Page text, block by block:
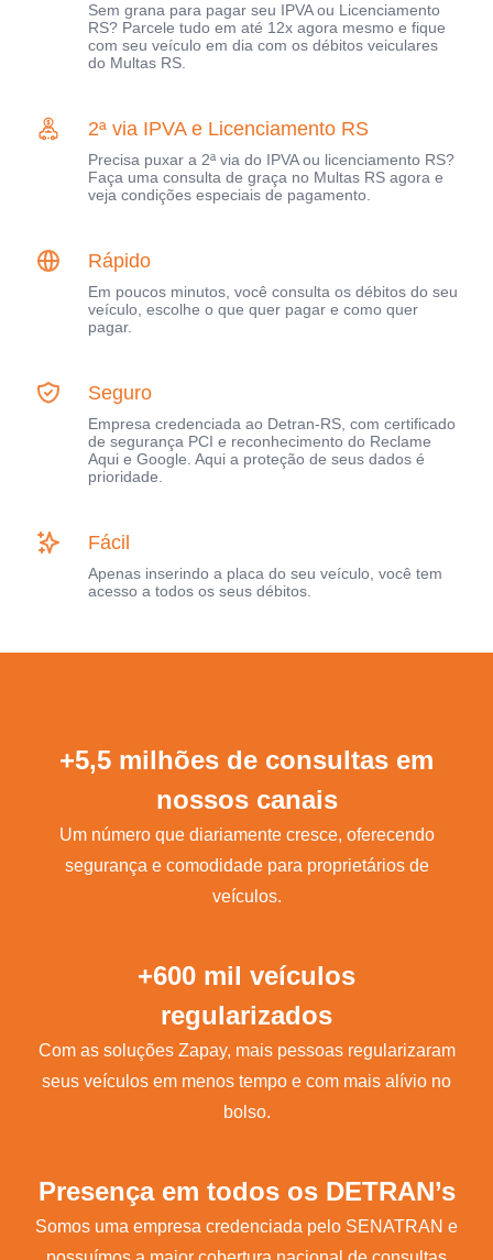
Sem grana para pagar seu IPVA ou Licenciamento
RS? Parcele tudo em até 12x agora mesmo e fique
com seu veículo em dia com os débitos veiculares
do Multas RS.
2ª via IPVA e Licenciamento RS
Precisa puxar a 2ª via do IPVA ou licenciamento RS?
Faça uma consulta de graça no Multas RS agora e
veja condições especiais de pagamento.
Rápido
Em poucos minutos, você consulta os débitos do seu
veículo, escolhe o que quer pagar e como quer
pagar.
Seguro
Empresa credenciada ao Detran-RS, com certificado
de segurança PCI e reconhecimento do Reclame
Aqui e Google. Aqui a proteção de seus dados é
prioridade.
Fácil
Apenas inserindo a placa do seu veículo, você tem
acesso a todos os seus débitos.
+5,5 milhões de consultas em
nossos canais
Um número que diariamente cresce, oferecendo
segurança e comodidade para proprietários de
veículos.
+600 mil veículos
regularizados
Com as soluções Zapay, mais pessoas regularizaram
seus veículos em menos tempo e com mais alívio no
bolso.
Presença em todos os DETRAN’s
Somos uma empresa credenciada pelo SENATRAN e